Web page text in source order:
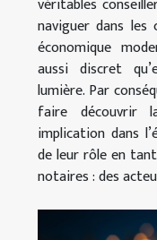
véritables
naviguer dans
économique
aussi discret
lumière. Par
faire découvrir
implication dans
de leur rôle en
notaires : des